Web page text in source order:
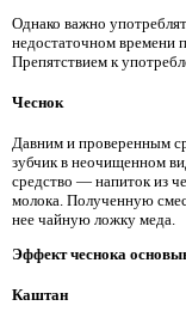
Однако важно
недостаточном времени
Препятствием к
Чеснок
Давним и проверенным
зубчик в неочищенном
средство — напиток из
молока. Полученную
нее чайную ложку меда.
Эффект чеснока
Каштан